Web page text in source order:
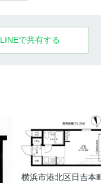
LINEで共有する
横浜市港北区日吉本